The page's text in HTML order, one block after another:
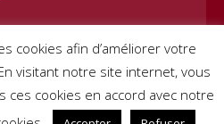
cookies afin d’améliorer votre
visitant notre site internet, vous
ces cookies en accord avec notre